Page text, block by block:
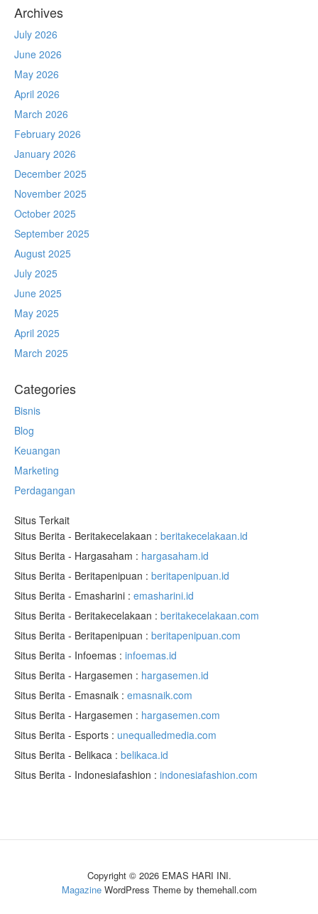
Archives
July 2026
June 2026
May 2026
April 2026
March 2026
February 2026
January 2026
December 2025
November 2025
October 2025
September 2025
August 2025
July 2025
June 2025
May 2025
April 2025
March 2025
Categories
Bisnis
Blog
Keuangan
Marketing
Perdagangan
Situs Terkait
Situs Berita - Beritakecelakaan : beritakecelakaan.id
Situs Berita - Hargasaham : hargasaham.id
Situs Berita - Beritapenipuan : beritapenipuan.id
Situs Berita - Emasharini : emasharini.id
Situs Berita - Beritakecelakaan : beritakecelakaan.com
Situs Berita - Beritapenipuan : beritapenipuan.com
Situs Berita - Infoemas : infoemas.id
Situs Berita - Hargasemen : hargasemen.id
Situs Berita - Emasnaik : emasnaik.com
Situs Berita - Hargasemen : hargasemen.com
Situs Berita - Esports : unequalledmedia.com
Situs Berita - Belikaca : belikaca.id
Situs Berita - Indonesiafashion : indonesiafashion.com
Copyright © 2026 EMAS HARI INI.
MagazineWordPress Theme by themehall.com